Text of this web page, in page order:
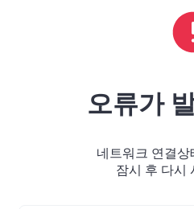
오류가
네트워크 연결상
잠시 후 다시